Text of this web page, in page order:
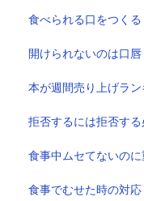
食べられる口をつくる
開けられないのは口唇
本が週間売り上げラン
拒否するには拒否する
食事中ムセてないの
食事でむせた時の対応